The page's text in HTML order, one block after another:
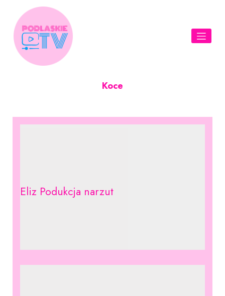
content
Koce
Eliz Podukcja narzut